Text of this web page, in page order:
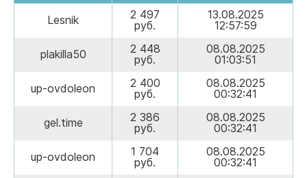
Lesnik
2 497
руб.
13.08.2025
12:57:59
plakilla50
2 448
руб.
08.08.2025
01:03:51
up-ovdoleon
2 400
руб.
08.08.2025
00:32:41
gel.time
2 386
руб.
08.08.2025
00:32:41
up-ovdoleon
1 704
руб.
08.08.2025
00:32:41